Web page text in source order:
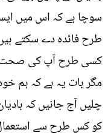
سوچا ہے کہ اس میں
طرح فائدہ دے سکتے
کسی طرح آپ کی صحت
مگر بات یہ ہے کہ ہم
چلیں آج جانیں کہ
کو کس طرح سے استعمال